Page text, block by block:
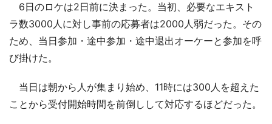
6日のロケは2日前に決まった。当初、必要なエキスト
ラ数3000人に対し事前の応募者は2000人弱だった。その
ため、当日参加・途中参加・途中退出オーケーと参加を呼
び掛けた。
当日は朝から人が集まり始め、11時には300人を超えた
ことから受付開始時間を前倒しして対応するほどだった。